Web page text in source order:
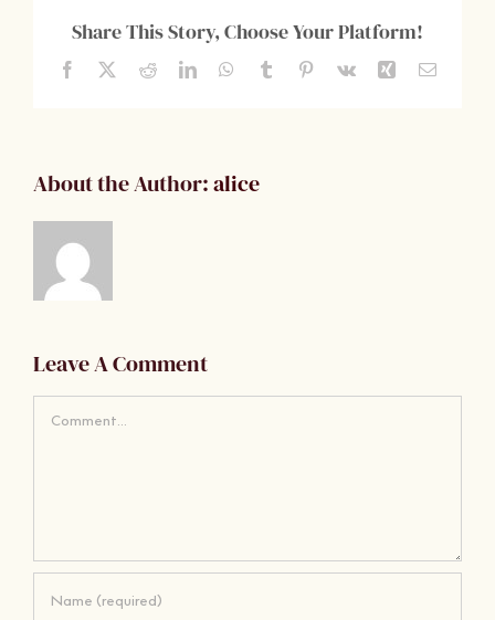
Share This Story, Choose Your Platform!
Facebook RedditLinkedInWhatsApp
Tumblr Pinterest
Vk Xing Email
About the Author:alice
Leave A Comment
Comment